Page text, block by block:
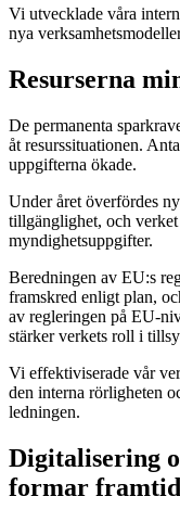
Vi utvecklade våra
nya
Resurserna
De permanenta
åt resurssituationen.
uppgifterna ökade.
Under året överfördes
tillgänglighet, och
myndighetsuppgifter.
Beredningen av EU:s
framskred enligt plan,
av regleringen på EU-
stärker verkets roll i
Vi effektiviserade vår
den interna rörligheten
ledningen.
Digitalisering
formar